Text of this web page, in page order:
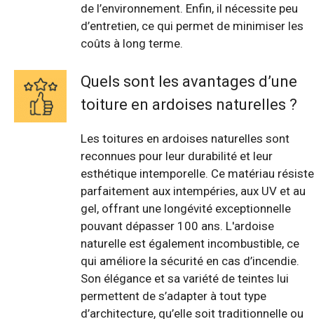
de l’environnement. Enfin, il nécessite peu
d’entretien, ce qui permet de minimiser les
coûts à long terme.
Quels sont les avantages d’une
toiture en ardoises naturelles ?
Les toitures en ardoises naturelles sont
reconnues pour leur durabilité et leur
esthétique intemporelle. Ce matériau résiste
parfaitement aux intempéries, aux UV et au
gel, offrant une longévité exceptionnelle
pouvant dépasser 100 ans. L'ardoise
naturelle est également incombustible, ce
qui améliore la sécurité en cas d’incendie.
Son élégance et sa variété de teintes lui
permettent de s’adapter à tout type
d’architecture, qu’elle soit traditionnelle ou